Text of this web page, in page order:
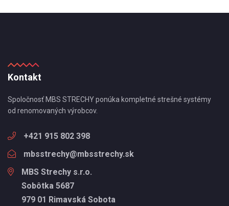
Kontakt
Spoločnosť MBS STRECHY ponúka kompletné strešné systémy
od renomovaných výrobcov.
+421 915 802 398
mbsstrechy@mbsstrechy.sk
MBS Strechy s.r.o.
Sobôtka 5687
979 01 Rimavská Sobota